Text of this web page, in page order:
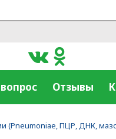
Отзывы
(Pneumoniae, ПЦР, ДНК,